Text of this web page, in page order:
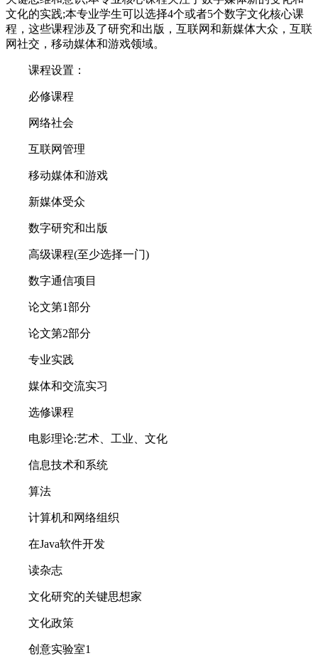
文化的实践;本专业学生可以选择4个或者5个数字文化核心课
程，这些课程涉及了研究和出版，互联网和新媒体大众，互联
网社交，移动媒体和游戏领域。
课程设置：
必修课程
网络社会
互联网管理
移动媒体和游戏
新媒体受众
数字研究和出版
高级课程(至少选择一门)
数字通信项目
论文第1部分
论文第2部分
专业实践
媒体和交流实习
选修课程
电影理论:艺术、工业、文化
信息技术和系统
算法
计算机和网络组织
在Java软件开发
读杂志
文化研究的关键思想家
文化政策
创意实验室1